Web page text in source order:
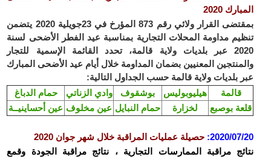
المبارك 2020
بمقتضى ال
قرار ولائي رقم 873 المؤرخ في 23جويلية 2020 يتضمن
تنظيم مداومة المحلات التجارية بمناسبة عيد الفطر الأضحى لسنة
2020 عبر بلديات ولاية قالمة، تحدد القائمة الإسمية للتجار
والمنتجين المعنيين بضمان المداومة خلال أيام عيد الأضحى المبارك
عبر بلديات ولاية قالمة حسب الجداول التالية:
حمام الدباغ
وادي الزناتي بوشقوف هيليوبوليس
قالمة
عين أحساينيــة عين مخلوف حمام النبايل لخزارة قلعة بوصبع
2020/07/20
: حصيلة عمليات المراقبة خلال شهر جوان 2020
نتائج مراقبة الممارسات التجارية ، نتائج مراقبة الجودة وقمع